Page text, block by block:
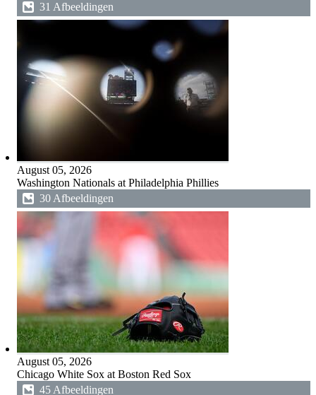
31 Afbeeldingen
August 05, 2026
Washington Nationals at Philadelphia Phillies
30 Afbeeldingen
August 05, 2026
Chicago White Sox at Boston Red Sox
45 Afbeeldingen